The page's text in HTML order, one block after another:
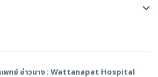
พทย์ อ่าวนาง : Wattanapat Hospital